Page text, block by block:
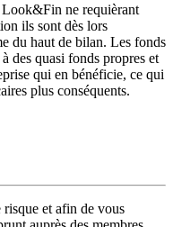
Look&Fin ne requièrant
ils sont dès lors
du haut de bilan. Les fonds
des quasi fonds propres et
qui en bénéficie, ce qui
plus conséquents.
et afin de vous